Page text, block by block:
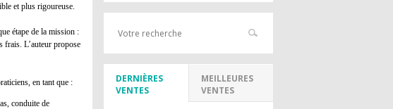
et plus rigoureuse.
étape de la mission :
frais. L’auteur propose
en tant que :
conduite de
DERNIÈRES
VENTES
MEILLEURES
VENTES